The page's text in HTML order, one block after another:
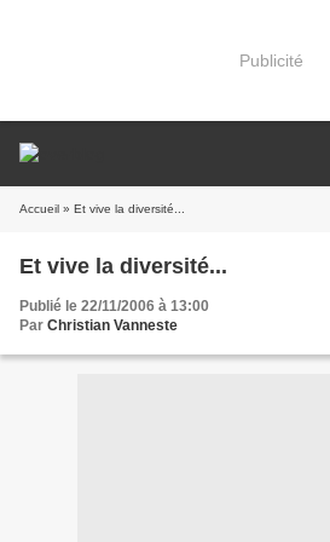
Publicité
Accueil » Et vive la diversité...
Et vive la diversité...
Publié le 22/11/2006 à 13:00
Par Christian Vanneste